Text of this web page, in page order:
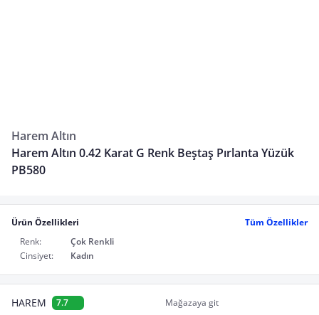
Harem Altın
Harem Altın 0.42 Karat G Renk Beştaş Pırlanta Yüzük
PB580
Ürün Özellikleri
Tüm Özellikler
Renk:
Çok Renkli
Cinsiyet:
Kadın
HAREM 7.7 Mağazaya git